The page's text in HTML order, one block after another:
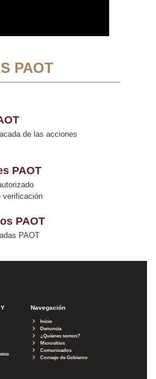
PAOT
de las acciones
PAOT
verificación
PAOT
PAOT
Navegación
Inicio
Denuncia
¿Quiénes somos?
Micrositios
Comunicados
Consejo de Gobierno